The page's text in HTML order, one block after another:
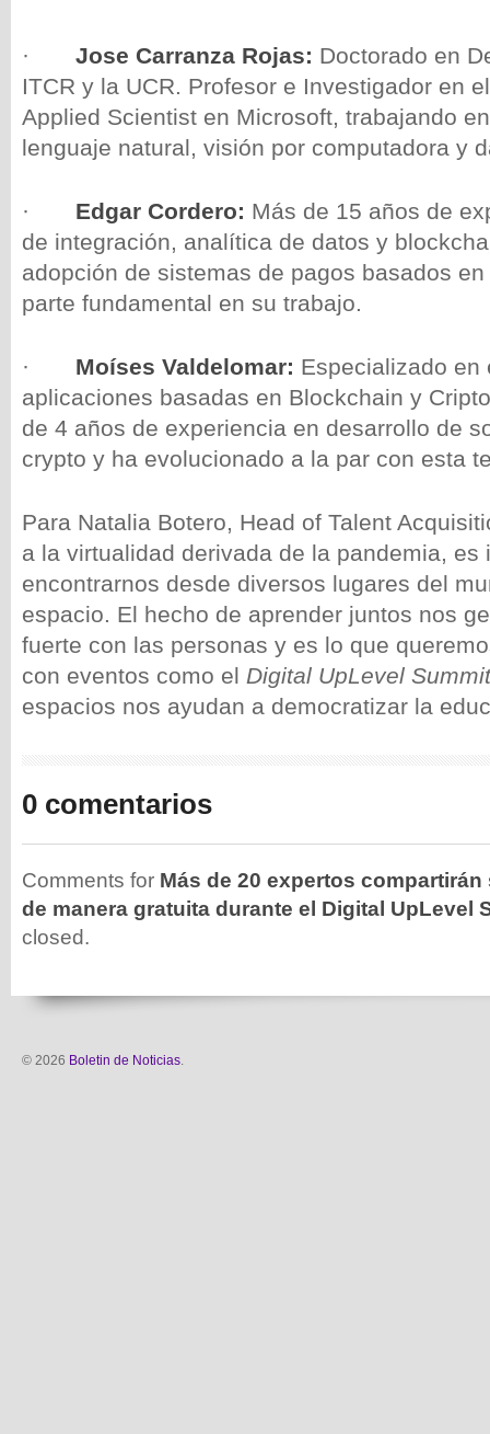
· Jose Carranza Rojas: Doctorado en
ITCR y la UCR. Profesor e Investigador en
Applied Scientist en Microsoft, trabajando
lenguaje natural, visión por computadora y
· Edgar Cordero: Más de 15 años de
de integración, analítica de datos y
adopción de sistemas de pagos basados
parte fundamental en su trabajo.
· Moíses Valdelomar: Especializado en
aplicaciones basadas en Blockchain y
de 4 años de experiencia en desarrollo de
crypto y ha evolucionado a la par con esta
Para Natalia Botero, Head of Talent
a la virtualidad derivada de la pandemia, es
encontrarnos desde diversos lugares del
espacio. El hecho de aprender juntos nos
fuerte con las personas y es lo que
con eventos como el Digital UpLevel
espacios nos ayudan a democratizar la
0 comentarios
Comments for Más de 20 expertos
de manera gratuita durante el Digital UpLevel
closed.
© 2026 Boletin de Noticias.